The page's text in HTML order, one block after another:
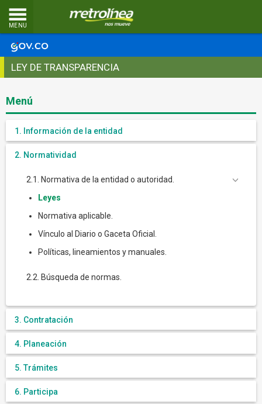
MENU
LEY DE TRANSPARENCIA
Menú
1. Información de la entidad
2. Normatividad
2.1. Normativa de la entidad o autoridad.
Leyes
Normativa aplicable.
Vínculo al Diario o Gaceta Oficial.
Políticas, lineamientos y manuales.
2.2. Búsqueda de normas.
3. Contratación
4. Planeación
5. Trámites
6. Participa